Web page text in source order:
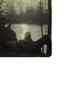
mi país (y no
las otras
el humor
de ellas y